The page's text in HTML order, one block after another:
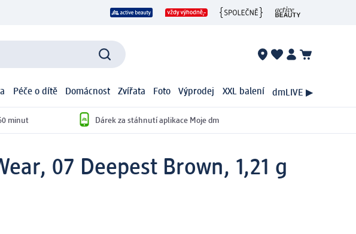
Péče o dítě Domácnost Zvířata Foto Výprodej XXL balení dmLIVE ▶
minut Dárek za stáhnutí aplikace Moje dm
07 Deepest Brown, 1,21 g